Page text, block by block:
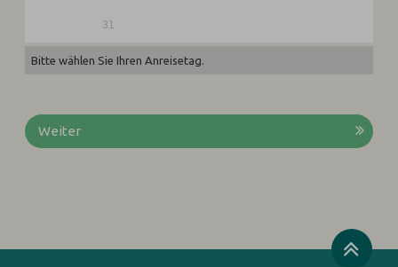
31
Bitte wählen Sie Ihren Anreisetag.
Weiter